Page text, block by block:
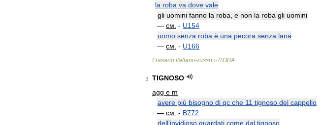
la roba va dove vale
gli uomini fanno la roba e non la roba gli uomini
— см - U154
uomo senza roba è una pecora senza lana
— см - U166
Frasario italiano-russo > ROBA
3
TIGNOSO
agg e m
avere più bisogno di qc che 11 tignoso del cappello
— см - B772
dell'invidioso guardati come dal tignoso